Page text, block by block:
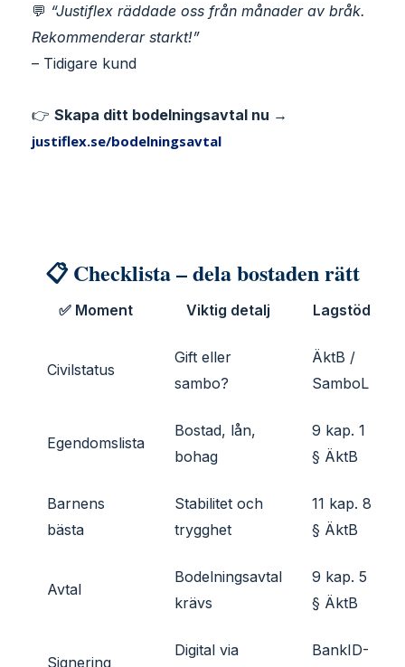
💬 “Justiflex räddade oss från månader av bråk.
Rekommenderar starkt!”
– Tidigare kund
👉 Skapa ditt bodelningsavtal nu →
justiflex.se/bodelningsavtal
📋 Checklista – dela bostaden rätt
✅ Moment Viktig detalj Lagstöd
Civilstatus
Gift eller
sambo?
ÄktB /
SamboL
Egendomslista
Bostad, lån,
bohag
9 kap. 1
§ ÄktB
Barnens
bästa
Stabilitet och
trygghet
11 kap. 8
§ ÄktB
Avtal
Bodelningsavtal
krävs
9 kap. 5
§ ÄktB
Signering
Digital via BankID-